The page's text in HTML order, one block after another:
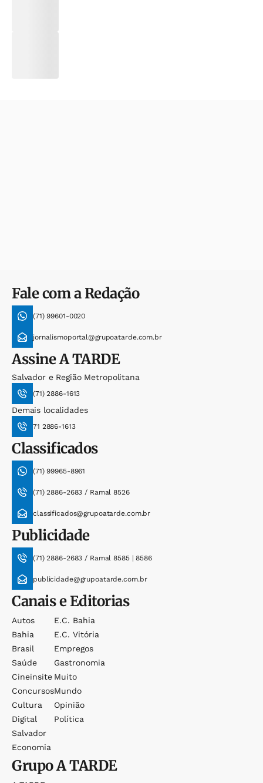
Fale com a Redação
(71) 99601-0020
jornalismoportal@grupoatarde.com.br
AssineA TARDE
Salvador e Região Metropolitana
(71) 2886-1613
Demais localidades
71 2886-1613
Classificados
(71) 99965-8961
(71) 2886-2683 / Ramal 8526
classificados@grupoatarde.com.br
Publicidade
(71) 2886-2683 / Ramal 8585 | 8586
publicidade@grupoatarde.com.br
Canais e Editorias
Autos
Bahia
Brasil
Saúde
Cineinsite
Concursos
Cultura
Digital
Salvador
Economia
E.c. Bahia
E.c. Vitória
Empregos
Gastronomia
Muito
Mundo
Opinião
Política
GrupoA TARDE